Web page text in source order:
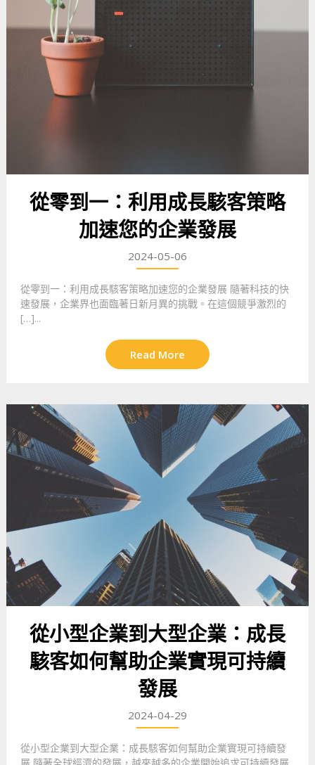
從零到一：利用成長駭客策略
加速您的企業發展
2024-05-06
從零到一：利用成長駭客策略加速您的企業發展 隨著科技的快
速發展，企業界也面臨著日新月異的挑戰。在這個競爭激烈的
[…]...
Read More
從小型企業到大型企業：成長
駭客如何幫助企業實現可持續
發展
2024-04-29
從小型企業到大型企業：成長駭客如何幫助企業實現可持續發